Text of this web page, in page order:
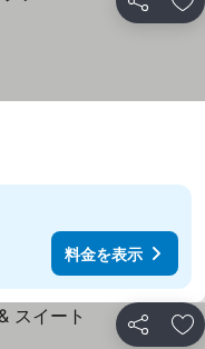
シェア お
料金を表示
シェア お